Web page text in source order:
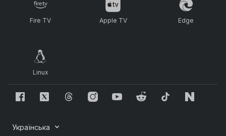
Fire TV Apple TV Edge
Linux